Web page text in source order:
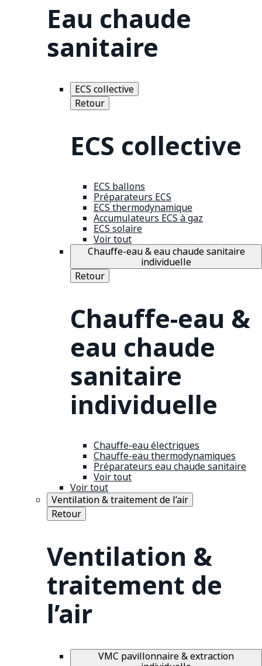
Eau chaude
sanitaire
ECS collective
Retour
ECS collective
ECS ballons
Préparateurs ECS
ECS thermodynamique
Accumulateurs ECS à gaz
ECS solaire
Voir tout
Chauffe-eau & eau chaude sanitaire
individuelle
Retour
Chauffe-eau &
eau chaude
sanitaire
individuelle
Chauffe-eau électriques
Chauffe-eau thermodynamiques
Préparateurs eau chaude sanitaire
Voir tout
Voir tout
Ventilation & traitement de l’air
Retour
Ventilation &
traitement de
l’air
VMC pavillonnaire & extraction